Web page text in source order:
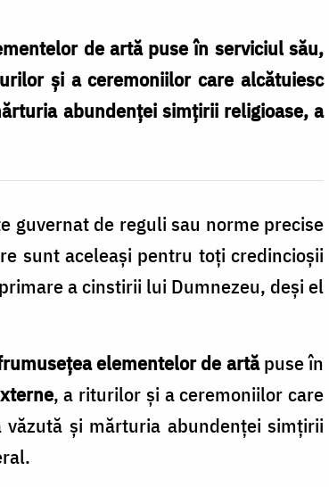
de artă puse în serviciul său,
și a ceremoniilor care alcătuiesc
abundenței simțirii religioase, a
guvernat de reguli sau norme precise
sunt aceleași pentru toți credincioșii
a cinstirii lui Dumnezeu, deși el
elementelor de artăpuse în
, a riturilor și a ceremoniilor care
și mărturia abundenței simțirii